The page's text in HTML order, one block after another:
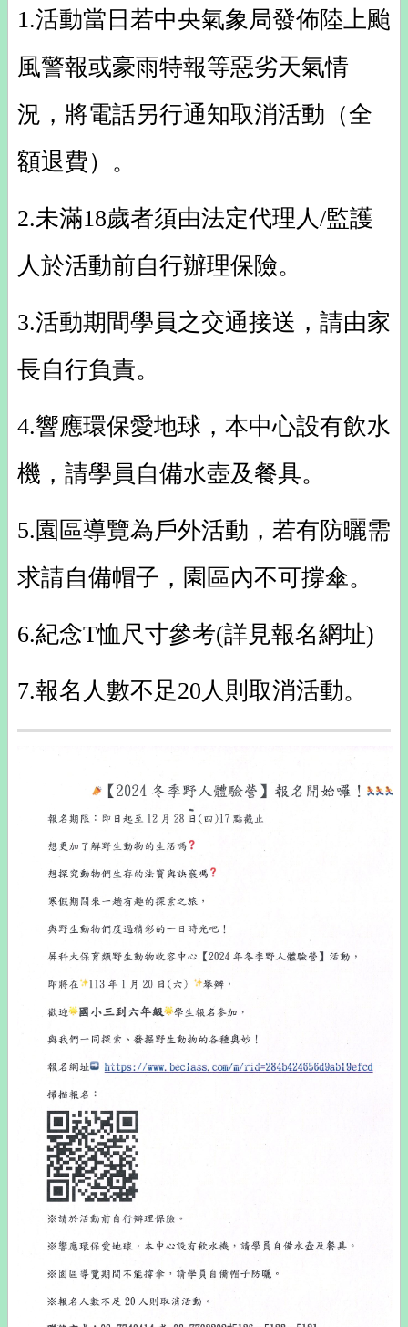
1.活動當日若中央氣象局發佈陸上颱
風警報或豪雨特報等惡劣天氣情
況，將電話另行通知取消活動（全
額退費）。
2.未滿18歲者須由法定代理人/監護
人於活動前自行辦理保險。
3.活動期間學員之交通接送，請由家
長自行負責。
4.響應環保愛地球，本中心設有飲水
機，請學員自備水壺及餐具。
5.園區導覽為戶外活動，若有防曬需
求請自備帽子，園區內不可撐傘。
6.紀念T恤尺寸參考(詳見報名網址)
7.報名人數不足20人則取消活動。